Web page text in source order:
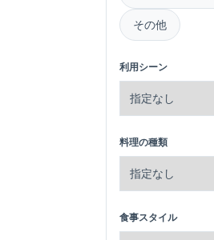
その他
利用シーン
料理の種類
食事スタイル